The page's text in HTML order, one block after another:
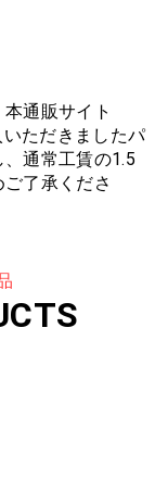
通販サイト
ただきましたパ
通常工賃の1.5
了承くださ